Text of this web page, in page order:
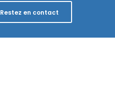
Restez en contact